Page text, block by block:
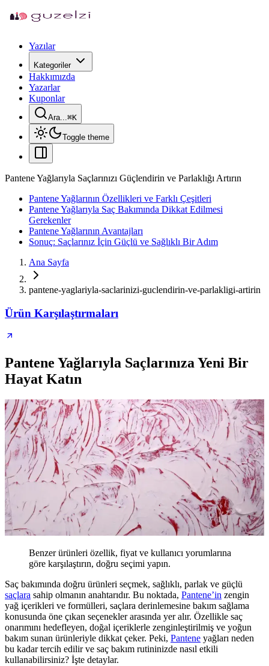
Yazılar
Kategoriler
Hakkımızda
Yazarlar
Kuponlar
Ara...⌘K
Toggle theme
Pantene Yağlarıyla Saçlarınızı Güçlendirin ve Parlaklığı Artırın
Pantene Yağlarının Özellikleri ve Farklı Çeşitleri
Pantene Yağlarıyla Saç Bakımında Dikkat Edilmesi
Gerekenler
Pantene Yağlarının Avantajları
Sonuç: Saçlarınız İçin Güçlü ve Sağlıklı Bir Adım
Ana Sayfa
pantene-yaglariyla-saclarinizi-guclendirin-ve-parlakligi-artirin
Ürün Karşılaştırmaları
Pantene Yağlarıyla Saçlarınıza Yeni Bir
Hayat Katın
Benzer ürünleri özellik, fiyat ve kullanıcı yorumlarına
göre karşılaştırın, doğru seçimi yapın.
Saç bakımında doğru ürünleri seçmek, sağlıklı, parlak ve güçlü
saçlara sahip olmanın anahtarıdır. Bu noktada, Pantene’in zengin
yağ içerikleri ve formülleri, saçlara derinlemesine bakım sağlama
konusunda öne çıkan seçenekler arasında yer alır. Özellikle saç
onarımını hedefleyen, doğal içeriklerle zenginleştirilmiş ve yoğun
bakım sunan ürünleriyle dikkat çeker. Peki, Pantene yağları neden
bu kadar tercih edilir ve saç bakım rutininizde nasıl etkili
kullanabilirsiniz? İşte detaylar.